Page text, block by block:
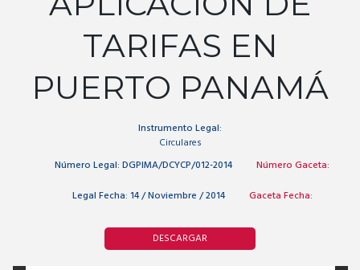
TARIFAS EN
PUERTO PANAMÁ
Instrumento Legal:
Circulares
Número Legal: DGPIMA/DCYCP/012-2014
Número Gaceta:
Legal Fecha: 14 / Noviembre / 2014 Gaceta Fecha:
DESCARGAR